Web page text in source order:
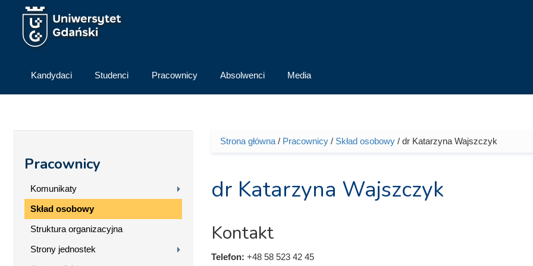
Przejdź do treści
Kandydaci Studenci Pracownicy Absolwenci Media
Pracownicy
Komunikaty
Skład osobowy
Struktura organizacyjna
Strony jednostek
Jesteś tutaj
Strona główna/ Pracownicy/ Skład osobowy/ dr Katarzyna Wajszczyk
dr Katarzyna Wajszczyk
Kontakt
Telefon: +48 58 523 42 45